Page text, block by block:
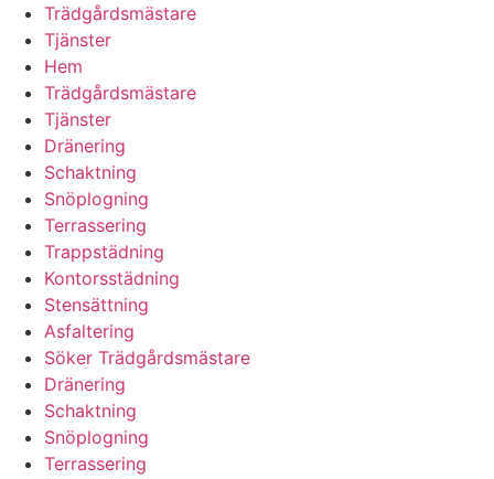
Trädgårdsmästare
Tjänster
Hem
Trädgårdsmästare
Tjänster
Dränering
Schaktning
Snöplogning
Terrassering
Trappstädning
Kontorsstädning
Stensättning
Asfaltering
Söker Trädgårdsmästare
Dränering
Schaktning
Snöplogning
Terrassering